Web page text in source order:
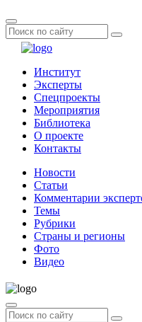
Институт
Эксперты
Спецпроекты
Мероприятия
Библиотека
О проекте
Контакты
Новости
Статьи
Комментарии
Темы
Рубрики
Страны и регионы
Фото
Видео